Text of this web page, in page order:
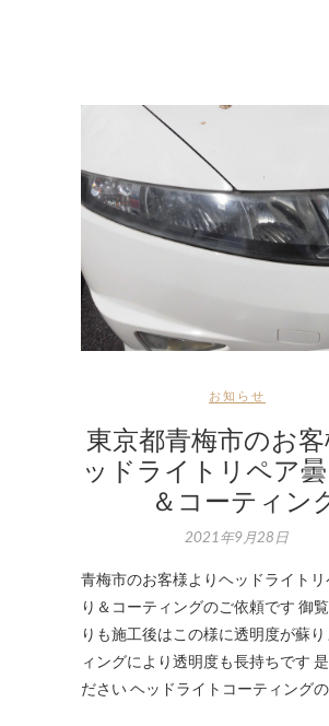
お知らせ
東京都青梅市のお
ッドライトリペア
＆コーティン
2021年9月28日
青梅市のお客様よりヘッドライトリ
り＆コーティングのご依頼です 御
りも施工後はこの様に透明度が蘇
ィングにより透明度も長持ちです
ださい ヘッドライトコーティング